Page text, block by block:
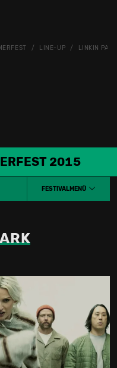
LINE-UP LINKIN PARK
2015
FESTIVALMENÜ